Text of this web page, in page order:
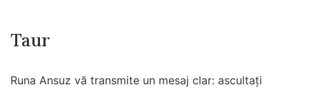
Taur
Runa Ansuz vă transmite un mesaj clar: ascultați